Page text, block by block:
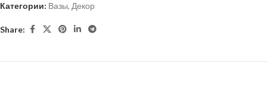
Категории: Вазы, Декор
Share: